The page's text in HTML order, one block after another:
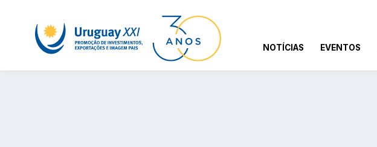
NOTÍCIAS EVENTOS